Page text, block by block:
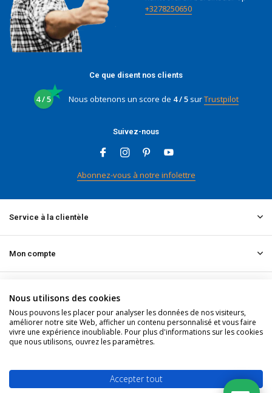
+3278250650
Ce que disent nos clients
4 / 5 Nous obtenons un score de 4 / 5surTrustpilot
Suivez-nous
Abonnez-vous à notre infolettre
Service à la clientèle
Mon compte
Contact
Nous utilisons des cookies
Nous pouvons les placer pour analyser les données de nos visiteurs,
améliorer notre site Web, afficher un contenu personnalisé et vous faire
vivre une expérience inoubliable. Pour plus d'informations sur les cookies
que nous utilisons, ouvrez les paramètres.
Accepter tout